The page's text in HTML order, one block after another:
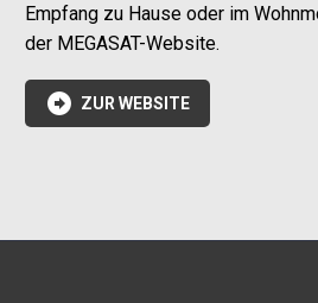
Empfang zu Hause oder im
der MEGASAT-Website.
 ZUR WEBSITE